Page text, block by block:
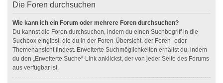
Die Foren durchsuchen
Wie kann ich ein Forum oder mehrere Foren durchsuchen?
Du kannst die Foren durchsuchen, indem du einen Suchbegriff in die
Suchbox eingibst, die du in der Foren-Übersicht, der Foren- oder
Themenansicht findest. Erweiterte Suchmöglichkeiten erhältst du, indem
du den „Erweiterte Suche“-Link anklickst, der von jeder Seite des Forums
aus verfügbar ist.